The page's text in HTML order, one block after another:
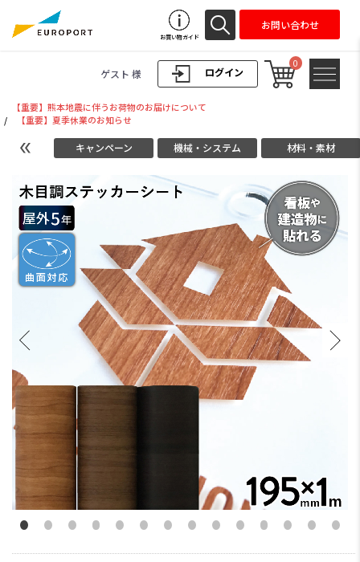
ログイン
ゲスト 様
0
お買い物ガイド
お問い合わせ
【重要】熊本地震に伴うお荷物のお届けについて
/
【重要】夏季休業のお知らせ
キャンペーン 機械・システム 材料・素材